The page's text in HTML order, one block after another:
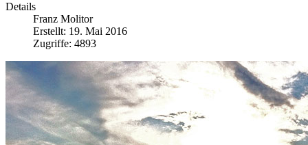
Details
Franz Molitor
Erstellt: 19. Mai 2016
Zugriffe: 4893